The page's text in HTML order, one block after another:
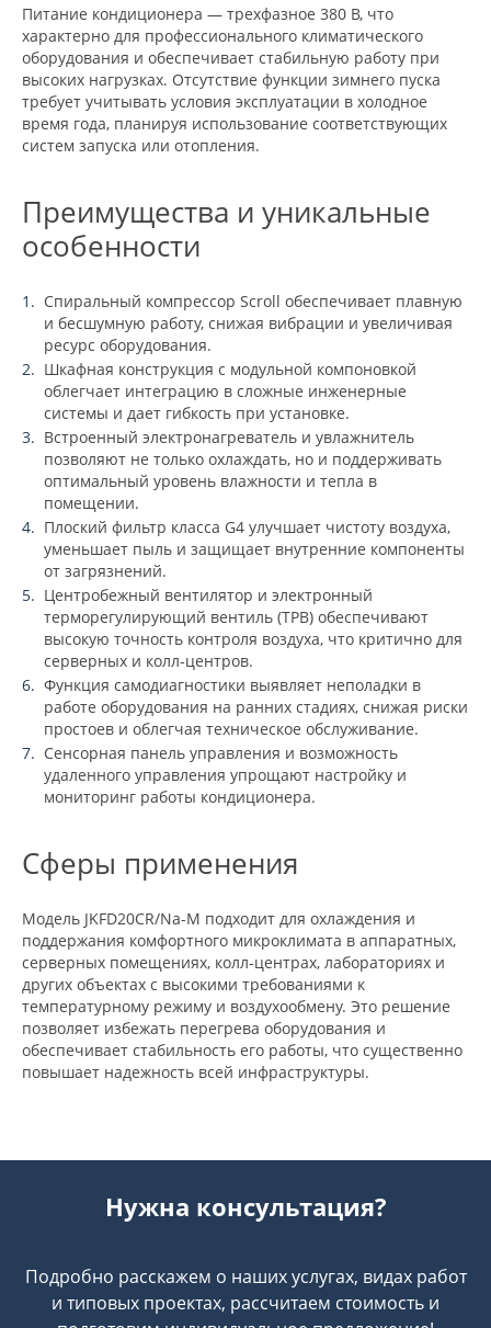
Питание кондиционера — трехфазное 380 В, что
характерно для профессионального климатического
оборудования и обеспечивает стабильную работу при
высоких нагрузках. Отсутствие функции зимнего пуска
требует учитывать условия эксплуатации в холодное
время года, планируя использование соответствующих
систем запуска или отопления.
Преимущества и уникальные
особенности
Спиральный компрессор Scroll обеспечивает плавную
и бесшумную работу, снижая вибрации и увеличивая
ресурс оборудования.
Шкафная конструкция с модульной компоновкой
облегчает интеграцию в сложные инженерные
системы и дает гибкость при установке.
Встроенный электронагреватель и увлажнитель
позволяют не только охлаждать, но и поддерживать
оптимальный уровень влажности и тепла в
помещении.
Плоский фильтр класса G4 улучшает чистоту воздуха,
уменьшает пыль и защищает внутренние компоненты
от загрязнений.
Центробежный вентилятор и электронный
терморегулирующий вентиль (ТРВ) обеспечивают
высокую точность контроля воздуха, что критично для
серверных и колл-центров.
Функция самодиагностики выявляет неполадки в
работе оборудования на ранних стадиях, снижая риски
простоев и облегчая техническое обслуживание.
Сенсорная панель управления и возможность
удаленного управления упрощают настройку и
мониторинг работы кондиционера.
Сферы применения
Модель JKFD20CR/Na-M подходит для охлаждения и
поддержания комфортного микроклимата в аппаратных,
серверных помещениях, колл-центрах, лабораториях и
других объектах с высокими требованиями к
температурному режиму и воздухообмену. Это решение
позволяет избежать перегрева оборудования и
обеспечивает стабильность его работы, что существенно
повышает надежность всей инфраструктуры.
Нужна консультация?
Подробно расскажем о наших услугах, видах работ
и типовых проектах, рассчитаем стоимость и